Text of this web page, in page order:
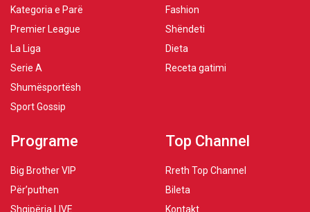
Kategoria e Parë
Premier League
La Liga
Serie A
Shumësportësh
Sport Gossip
Fashion
Shëndeti
Dieta
Receta gatimi
Programe
Big Brother VIP
Për’puthen
Shqipëria LIVE
Top Channel
Rreth Top Channel
Bileta
Kontakt